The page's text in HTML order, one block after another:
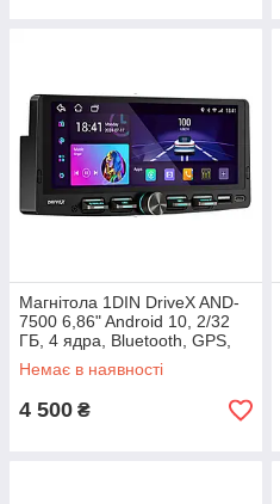
Магнітола 1DIN DriveX AND-
7500 6,86" Android 10, 2/32
ГБ, 4 ядра, Bluetooth, GPS,
CarPlay, Android Auto
Немає в наявності
4 500 ₴